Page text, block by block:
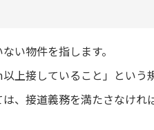
い物件を指します。
上接していること」という
、接道義務を満たさなけれ